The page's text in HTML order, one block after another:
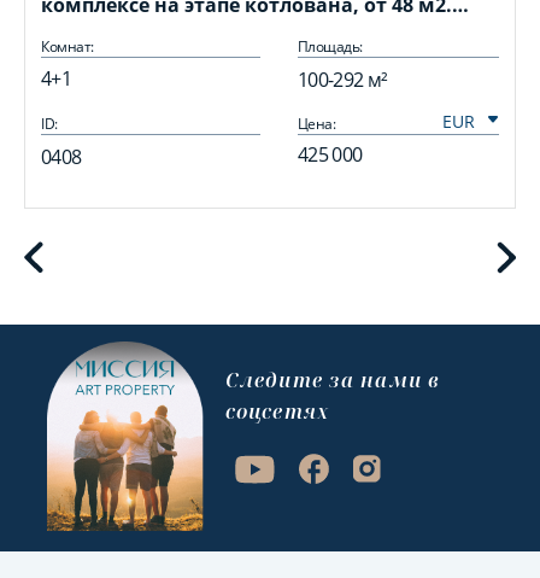
Комнат:
4+1
Площадь:
100-292 м²
ID:
0408
Цена:
425 000
Cледите за нами в
соцсетях